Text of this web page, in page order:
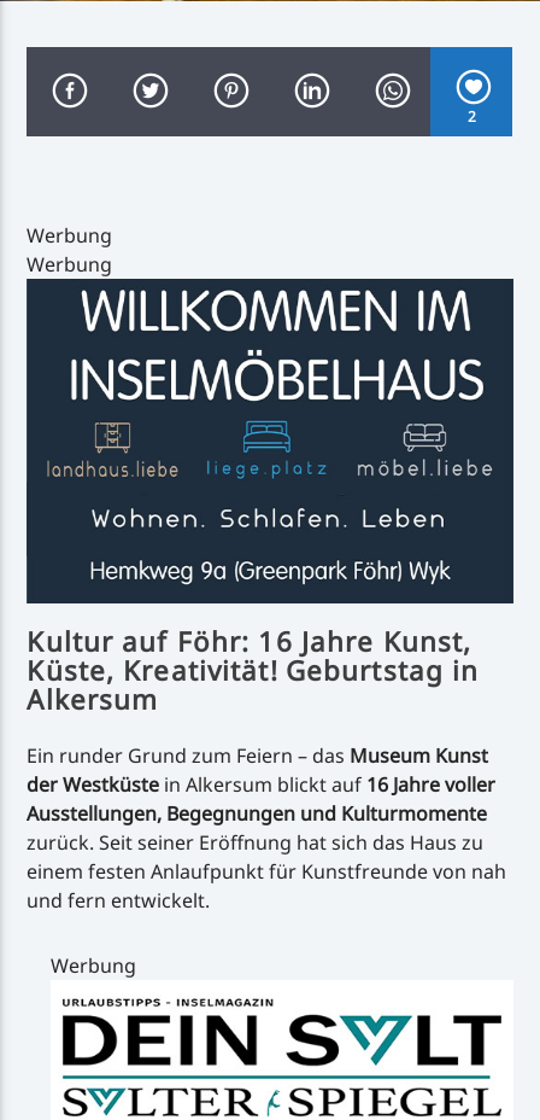
Handystream
2
Werbung
Werbung
Kultur auf Föhr: 16 Jahre Kunst,
Küste, Kreativität! Geburtstag in
Alkersum
Ein runder Grund zum Feiern – das Museum Kunst
der Westküste in Alkersum blickt auf 16 Jahre voller
Ausstellungen, Begegnungen und Kulturmomente
zurück. Seit seiner Eröffnung hat sich das Haus zu
einem festen Anlaufpunkt für Kunstfreunde von nah
und fern entwickelt.
Werbung